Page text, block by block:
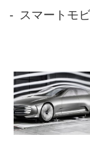
スマートモ